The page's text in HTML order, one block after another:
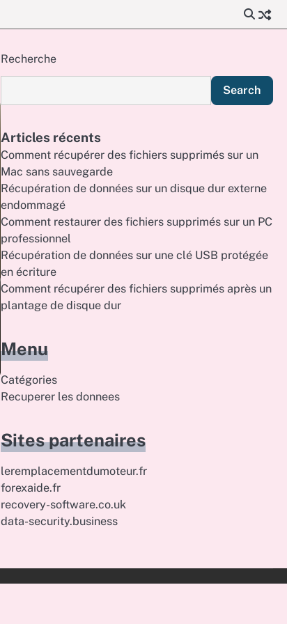
Recherche
Search
Articles récents
Comment récupérer des fichiers supprimés sur un
Mac sans sauvegarde
Récupération de données sur un disque dur externe
endommagé
Comment restaurer des fichiers supprimés sur un PC
professionnel
Récupération de données sur une clé USB protégée
en écriture
Comment récupérer des fichiers supprimés après un
plantage de disque dur
Menu
Catégories
Recuperer les donnees
Sites partenaires
leremplacementdumoteur.fr
forexaide.fr
recovery-software.co.uk
data-security.business